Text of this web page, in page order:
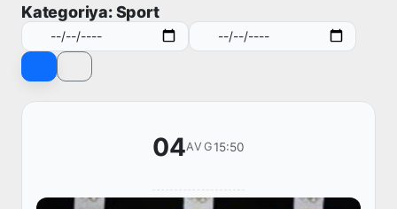
Rossiyada qiyin vaziyatda qolgan yuzlab o‘zbekistonliklar ortga qaytarildi
Kategoriya: Sport
04AVG15:50